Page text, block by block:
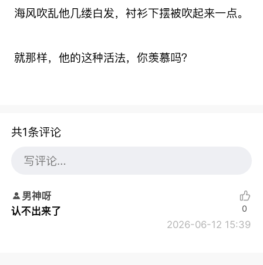
海风吹乱他几缕白发，衬衫下摆被吹起来一点。
就那样，他的这种活法，你羡慕吗？
共1条评论
男神呀
认不出来了
2026-06-12 15:39
0